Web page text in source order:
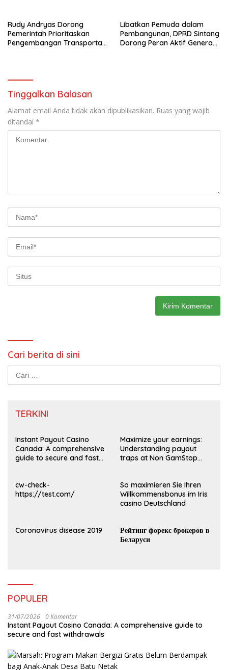
Rudy Andryas Dorong
Pemerintah Prioritaskan
Pengembangan Transportasi
Libatkan Pemuda dalam
Pembangunan, DPRD Sintang
Dorong Peran Aktif Generasi
Tinggalkan Balasan
Alamat email Anda tidak akan dipublikasikan. Ruas yang wajib
ditandai *
Cari berita di sini
TERKINI
Instant Payout Casino
Canada: A comprehensive
guide to secure and fast
Maximize your earnings:
Understanding payout
traps at Non GamStop
cw-check-
https://test.com/
So maximieren Sie Ihren
Willkommensbonus im Iris
casino Deutschland
Coronavirus disease 2019
Рейтинг форекс брокеров в
Беларуси
POPULER
31/07/2026 0 Komentar
Instant Payout Casino Canada: A comprehensive guide to
secure and fast withdrawals